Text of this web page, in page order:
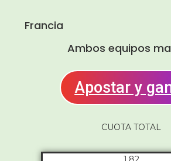
Francia
Ambos equipos
Apostar y
CUOTA TOTAL